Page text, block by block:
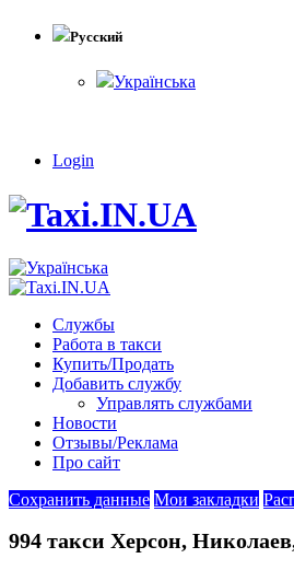
Русский
Українська
Login
Службы
Работа в такси
Купить/Продать
Добавить службу
Управлять службами
Новости
Отзывы/Реклама
Про сайт
Сохранить данные Мои закладки
994 такси Херсон,